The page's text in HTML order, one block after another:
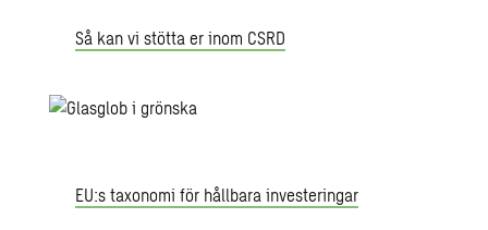
Så kan vi stötta er inom CSRD
EU:s taxonomi för hållbara investeringar